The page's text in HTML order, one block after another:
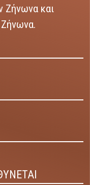
Ζήνωνα και